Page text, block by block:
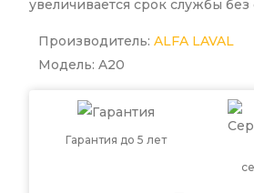
увеличивается срок службы без
Производитель: ALFA LAVAL
Модель: A20
Гарантия до 5 лет